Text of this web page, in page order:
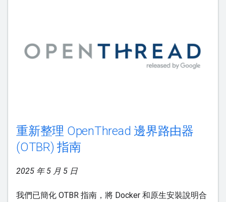
重新整理 OpenThread 邊界路由器
(OTBR) 指南
2025 年 5 月 5 日
我們已簡化 OTBR 指南，將 Docker 和原生安裝說明合